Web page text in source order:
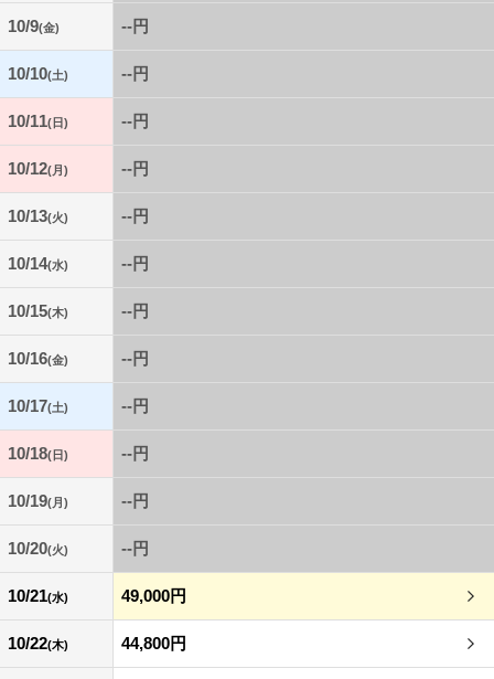
10/9(金) --円
10/10(土) --円
10/11(日) --円
10/12(月) --円
10/13(火) --円
10/14(水) --円
10/15(木) --円
10/16(金) --円
10/17(土) --円
10/18(日) --円
10/19(月) --円
10/20(火) --円
10/21(水) 49,000円
10/22(木) 44,800円